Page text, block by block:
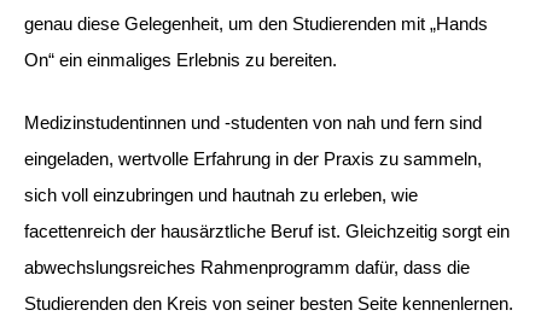
genau diese Gelegenheit, um den Studierenden mit „Hands
On“ ein einmaliges Erlebnis zu bereiten.
Medizinstudentinnen und -studenten von nah und fern sind
eingeladen, wertvolle Erfahrung in der Praxis zu sammeln,
sich voll einzubringen und hautnah zu erleben, wie
facettenreich der hausärztliche Beruf ist. Gleichzeitig sorgt ein
abwechslungsreiches Rahmenprogramm dafür, dass die
Studierenden den Kreis von seiner besten Seite kennenlernen.